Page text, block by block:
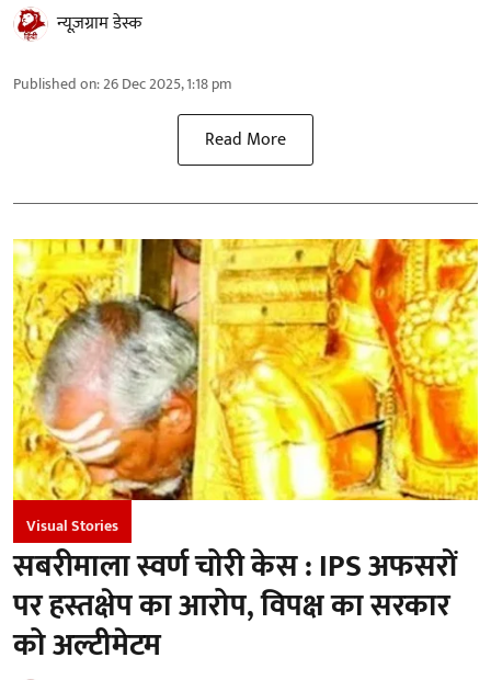
न्यूज़ग्राम डेस्क
Published on:26 Dec 2025, 1:18 pm
Read More
Visual Stories
सबरीमाला स्वर्ण चोरी केस : IPS अफसरों
पर हस्तक्षेप का आरोप, विपक्ष का सरकार
को अल्टीमेटम